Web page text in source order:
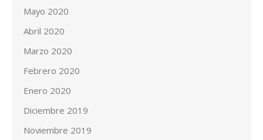
Mayo 2020
Abril 2020
Marzo 2020
Febrero 2020
Enero 2020
Diciembre 2019
Noviembre 2019